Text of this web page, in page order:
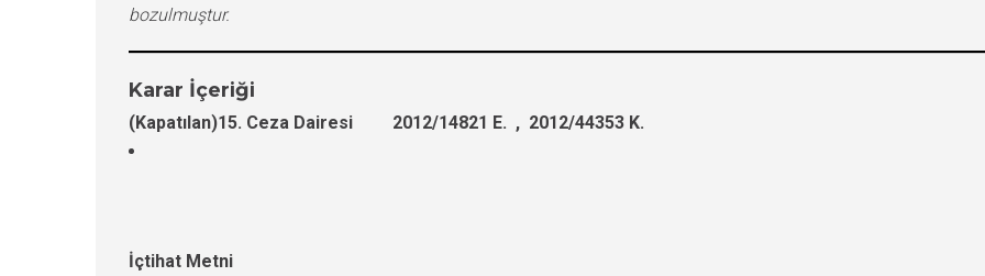
bozulmuştur.
Karar İçeriği
(Kapatılan)15. Ceza Dairesi 2012/14821 E. , 2012/44353 K.
İçtihat Metni